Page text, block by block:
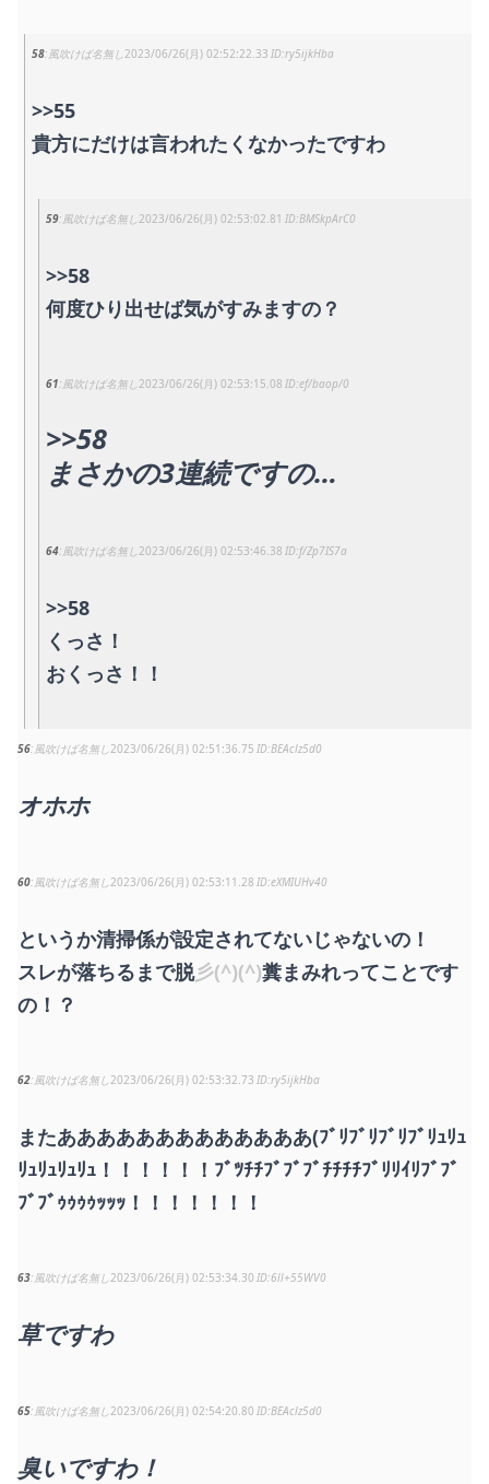
58 風吹けば名無し 2023/06/26(月) 02:52:22.33 ry5ijkHba
>>55
貴方にだけは言われたくなかったですわ
59 風吹けば名無し 2023/06/26(月) 02:53:02.81 BMSkpArC0
>>58
何度ひり出せば気がすみますの？
61 風吹けば名無し 2023/06/26(月) 02:53:15.08 ef/baop/0
>>58
まさかの3連続ですの…
64 風吹けば名無し 2023/06/26(月) 02:53:46.38 f/Zp7IS7a
>>58
くっさ！
おくっさ！！
56 風吹けば名無し 2023/06/26(月) 02:51:36.75 BEAclz5d0
オホホ
60 風吹けば名無し 2023/06/26(月) 02:53:11.28 eXMIUHv40
というか清掃係が設定されてないじゃないの！
スレが落ちるまで脱彡(^)(^)糞まみれってことです
の！？
62 風吹けば名無し 2023/06/26(月) 02:53:32.73 ry5ijkHba
またあああああああああああああ(ﾌﾞﾘﾌﾞﾘﾌﾞﾘﾌﾞﾘｭﾘｭ
ﾘｭﾘｭﾘｭﾘｭ！！！！！！ﾌﾞﾂﾁﾁﾌﾞﾌﾞﾌﾞﾁﾁﾁﾁﾌﾞﾘﾘｲﾘﾌﾞﾌﾞ
ﾌﾞﾌﾞｩｩｩｩｯｯｯ！！！！！！！
63 風吹けば名無し 2023/06/26(月) 02:53:34.30 6ll+55WV0
草ですわ
65 風吹けば名無し 2023/06/26(月) 02:54:20.80 BEAclz5d0
臭いですわ！